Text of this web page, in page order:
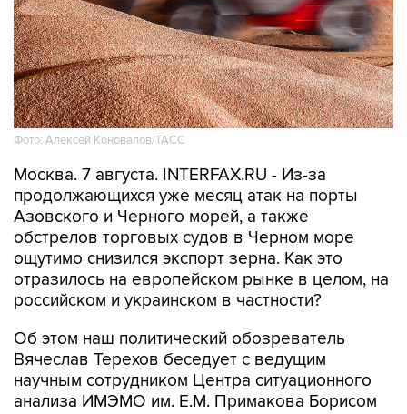
Фото: Алексей Коновалов/ТАСС
Москва. 7 августа. INTERFAX.RU - Из-за
продолжающихся уже месяц атак на порты
Азовского и Черного морей, а также
обстрелов торговых судов в Черном море
ощутимо снизился экспорт зерна. Как это
отразилось на европейском рынке в целом, на
российском и украинском в частности?
Об этом наш политический обозреватель
Вячеслав Терехов беседует с ведущим
научным сотрудником Центра ситуационного
анализа ИМЭМО им. Е.М. Примакова Борисом